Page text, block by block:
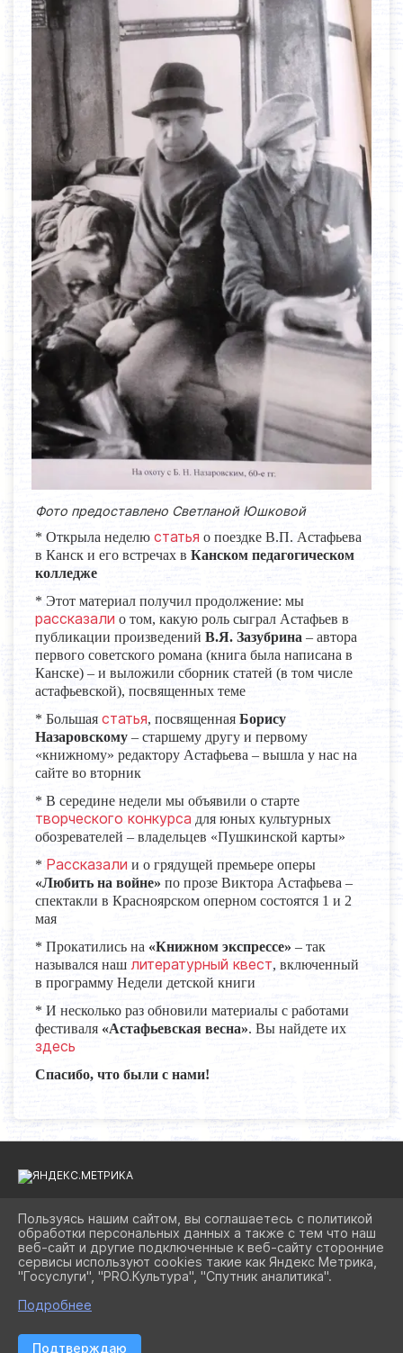
Фото предоставлено Светланой Юшковой
* Открыла неделю статья о поездке В.П. Астафьева
в Канск и его встречах в Канском педагогическом
колледже
* Этот материал получил продолжение: мы
рассказали о том, какую роль сыграл Астафьев в
публикации произведений В.Я. Зазубрина – автора
первого советского романа (книга была написана в
Канске) – и выложили сборник статей (в том числе
астафьевской), посвященных теме
* Большая статья, посвященная Борису
Назаровскому– старшему другу и первому
«книжному» редактору Астафьева – вышла у нас на
сайте во вторник
* В середине недели мы объявили о старте
творческого конкурса для юных культурных
обозревателей – владельцев «Пушкинской карты»
* Рассказали и о грядущей премьере оперы
«Любить на войне» по прозе Виктора Астафьева –
спектакли в Красноярском оперном состоятся 1 и 2
мая
* Прокатились на «Книжном экспрессе» – так
назывался наш литературный квест, включенный
в программу Недели детской книги
* И несколько раз обновили материалы с работами
фестиваля «Астафьевская весна». Вы найдете их
здесь
Спасибо, что были с нами!
2026 Г. BIBLIOAST.RU
ВХОД
КАРТА САЙТА
ПОЛИТИКА ОБРАБОТКИ ПЕРСОНАЛЬНЫХ ДАННЫХ
СДЕЛАНО НА KUBCMS
Пользуясь нашим сайтом, вы соглашаетесь с политикой
обработки персональных данных а также с тем что наш
веб-сайт и другие подключенные к веб-сайту сторонние
сервисы используют cookies такие как Яндекс Метрика,
"Госуслуги", "PRO.Культура", "Спутник аналитика".
Подробнее
Подтверждаю